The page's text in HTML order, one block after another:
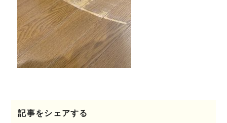
©2018 SHIKIZEN
記事をシェアする